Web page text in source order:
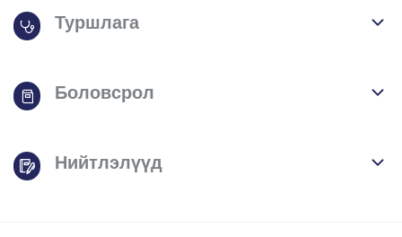
Туршлага
Боловсрол
Нийтлэлүүд